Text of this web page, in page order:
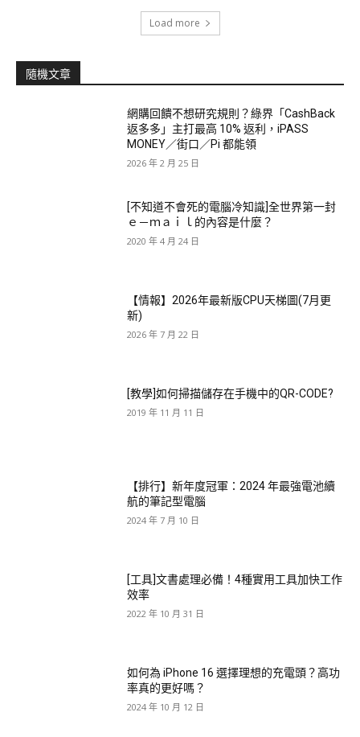
Load more
隨機文章
網購回饋不想研究規則？綠界「CashBack
返多多」主打最高 10% 返利，iPASS
MONEY／街口／Pi 都能領
2026 年 2 月 25 日
[不知道不會死的電腦冷知識]全世界第一封
ｅ－ｍａｉｌ的內容是什麼？
2020 年 4 月 24 日
【情報】2026年最新版CPU天梯圖(7月更
新)
2026 年 7 月 22 日
[教學]如何掃描儲存在手機中的QR-CODE?
2019 年 11 月 11 日
【排行】新年度冠軍：2024 年最強電池續
航的筆記型電腦
2024 年 7 月 10 日
[工具]文書處理必備！4種實用工具加快工作
效率
2022 年 10 月 31 日
如何為 iPhone 16 選擇理想的充電頭？高功
率真的更好嗎？
2024 年 10 月 12 日